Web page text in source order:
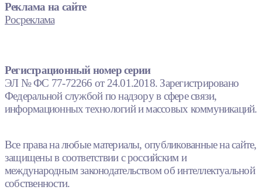
Реклама на сайте
Росреклама
Регистрационный номер серии
ЭЛ № ФС 77-72266 от 24.01.2018. Зарегистрировано
Федеральной службой по надзору в сфере связи,
информационных технологий и массовых коммуникаций.
Все права на любые материалы, опубликованные на сайте,
защищены в соответствии с российским и
международным законодательством об интеллектуальной
собственности.